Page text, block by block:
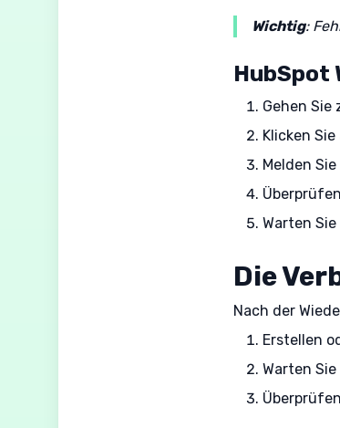
Wichtig:
HubSpot
Gehen Sie
Klicken
Melden
Warten
Die
Nach der
Erstellen
Warten